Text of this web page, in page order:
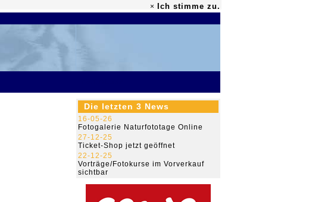
× Ich stimme zu.
Die letzten 3 News
16-05-26
Fotogalerie Naturfototage Online
27-12-25
Ticket-Shop jetzt geöffnet
22-12-25
Vorträge/Fotokurse im Vorverkauf
sichtbar